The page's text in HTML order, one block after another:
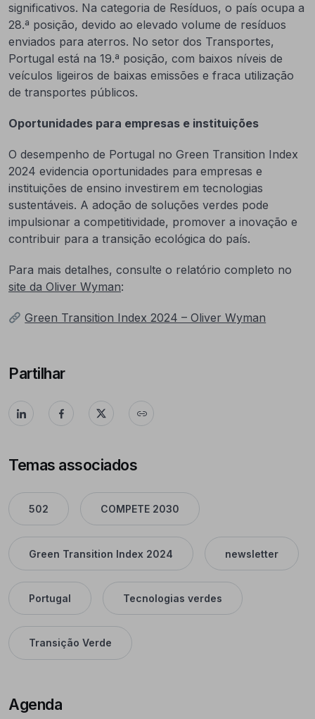
significativos. Na categoria de Resíduos, o país ocupa a
28.ª posição, devido ao elevado volume de resíduos
enviados para aterros. No setor dos Transportes,
Portugal está na 19.ª posição, com baixos níveis de
veículos ligeiros de baixas emissões e fraca utilização
de transportes públicos.
Oportunidades para empresas e instituições
O desempenho de Portugal no Green Transition Index
2024 evidencia oportunidades para empresas e
instituições de ensino investirem em tecnologias
sustentáveis. A adoção de soluções verdes pode
impulsionar a competitividade, promover a inovação e
contribuir para a transição ecológica do país.
Para mais detalhes, consulte o relatório completo no
site da Oliver Wyman:
Green Transition Index 2024 – Oliver Wyman
Partilhar
Temas associados
502 COMPETE 2030
Green Transition Index 2024 newsletter
Portugal Tecnologias verdes
Transição Verde
Agenda